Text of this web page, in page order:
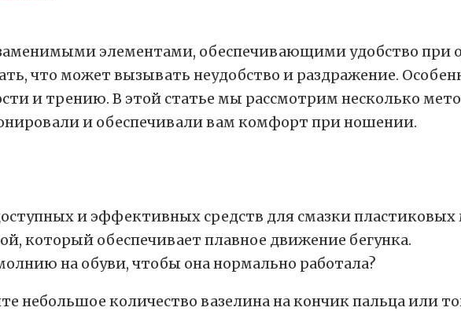
элементами, обеспечивающими удобство при
что может вызывать неудобство и раздражение.
и трению. В этой статье мы рассмотрим несколько
и обеспечивали вам комфорт при ношении.
и эффективных средств для смазки
который обеспечивает плавное движение бегунка.
небольшое количество вазелина на кончик пальца или